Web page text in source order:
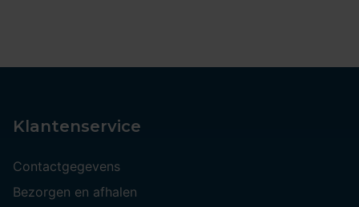
Klantenservice
Contactgegevens
Bezorgen en afhalen